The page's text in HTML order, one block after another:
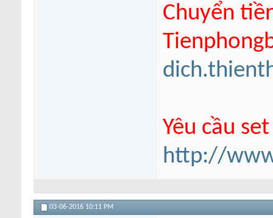
Chuyển
Yêu cầu
http://
03-06-2016 10:11 PM